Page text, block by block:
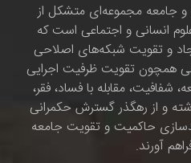
و جامعه مجموعه‌ای متشکل از
انسانی و اجتماعی است که
و تقویت شبکه‌های اصلاحی
همچون تقویت ظرفیت اجرایی
شفافیت، مقابله با فساد، فقر،
و از رهگذر گسترش حکمرانی
حاکمیت و تقویت جامعه
آورند.